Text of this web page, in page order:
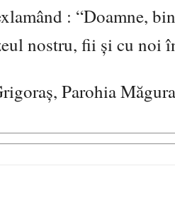
: “Doamne,
nostru, fii şi cu noi
Parohia